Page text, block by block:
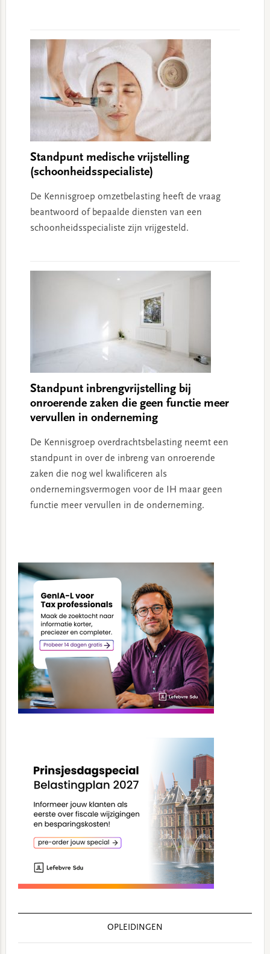
Standpunt medische vrijstelling
(schoonheidsspecialiste)
De Kennisgroep omzetbelasting heeft de vraag
beantwoord of bepaalde diensten van een
schoonheidsspecialiste zijn vrijgesteld.
Standpunt inbrengvrijstelling bij
onroerende zaken die geen functie meer
vervullen in onderneming
De Kennisgroep overdrachtsbelasting neemt een
standpunt in over de inbreng van onroerende
zaken die nog wel kwalificeren als
ondernemingsvermogen voor de IH maar geen
functie meer vervullen in de onderneming.
Sidebar
OPLEIDINGEN